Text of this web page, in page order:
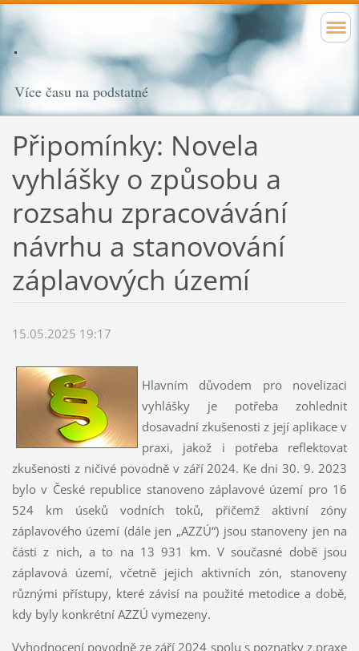
Více času na podstatné
Připomínky: Novela
vyhlášky o způsobu a
rozsahu zpracovávání
návrhu a stanovování
záplavových území
15.05.2025 19:17
Hlavním důvodem pro novelizaci
vyhlášky je potřeba zohlednit
dosavadní zkušenosti z její aplikace v
praxi, jakož i potřeba reflektovat
zkušenosti z ničivé povodně v září 2024. Ke dni 30. 9. 2023
bylo v České republice stanoveno záplavové území pro 16
524 km úseků vodních toků, přičemž aktivní zóny
záplavového území (dále jen „AZZÚ“) jsou stanoveny jen na
části z nich, a to na 13 931 km. V současné době jsou
záplavová území, včetně jejich aktivních zón, stanoveny
různými přístupy, které závisí na použité metodice a době,
kdy byly konkrétní AZZÚ vymezeny.
Vyhodnocení povodně ze září 2024 spolu s poznatky z praxe